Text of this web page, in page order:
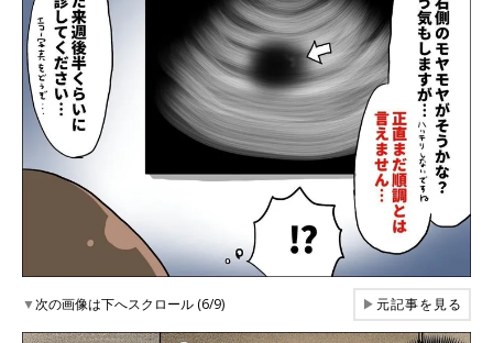
▼次の画像は下へスクロール (6/9) ▶元記事を見る